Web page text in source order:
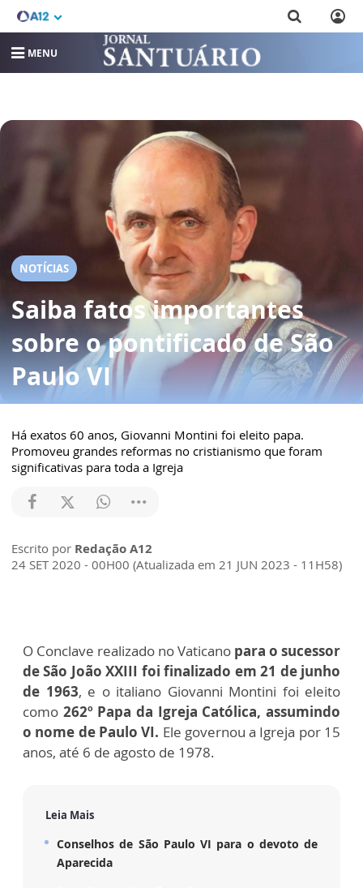
MENU
NOTÍCIAS
Saiba fatos importantes
sobre o pontificado de São
Paulo VI
Há exatos 60 anos, Giovanni Montini foi eleito papa.
Promoveu grandes reformas no cristianismo que foram
significativas para toda a Igreja
Escrito por Redação A12
24 SET 2020 - 00H00 (Atualizada em 21 JUN 2023 - 11H58)
O Conclave realizado no Vaticano para o sucessor
de São João XXIII foi finalizado em 21 de junho
de 1963, e o italiano Giovanni Montini foi eleito
como 262º Papa da Igreja Católica, assumindo
o nome de Paulo VI. Ele governou a Igreja por 15
anos, até 6 de agosto de 1978.
Leia Mais
Conselhos de São Paulo VI para o devoto de
Aparecida